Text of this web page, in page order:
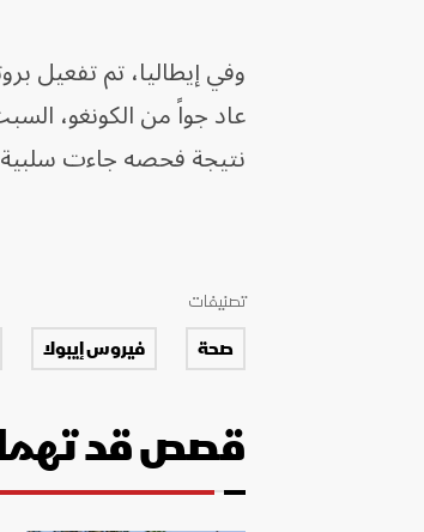
وفي إيطاليا، تم تفعيل
عاد جواً من الكونغو،
نتيجة فحصه جاءت سلبية،
تصنيفات
صحة فيروس إيبولا
قصص قد